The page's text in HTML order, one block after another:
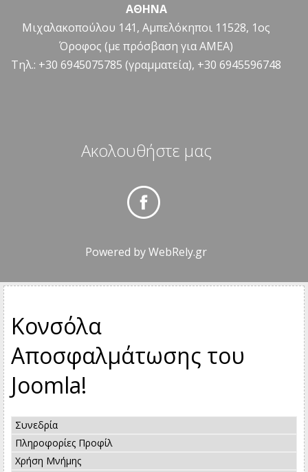
ΑΘΗΝΑ
Μιχαλακοπούλου 141, Αμπελόκηποι 11528, 1ος
Όροφος (με πρόσβαση για ΑΜΕΑ)
Τηλ.: +30 6945075785 (γραμματεία), +30 6945596748
Ακολουθήστε μας
Powered byWebRely.gr
Κονσόλα
Αποσφαλμάτωσης του
Joomla!
Συνεδρία
Πληροφορίες Προφίλ
Χρήση Μνήμης